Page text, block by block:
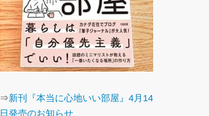
⇒新刊『本当に心地いい部屋』4月14
日発売のお知らせ